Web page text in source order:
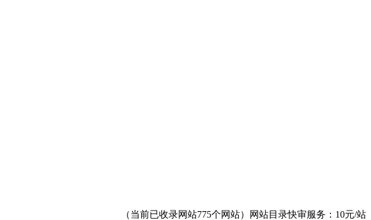
（当前已收录网站775个网站）网站目录快审服务：10元/站